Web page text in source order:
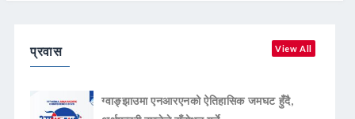
प्रवास View All
ग्वाङ्झाउमा एनआरएनको ऐतिहासिक जमघट हुँदै,